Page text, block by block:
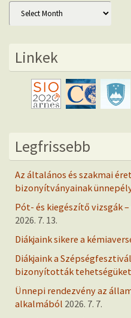
Archív
Linkek
Legfrissebb
Az általános és szakmai
bizonyítványainak
Pót- és kiegészítő vizsgák
2026. 7. 13.
Diákjaink sikere a
Diákjaink a
bizonyították tehetségüket
Ünnepi rendezvény az
alkalmából 2026. 7. 7.